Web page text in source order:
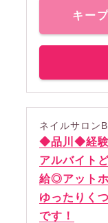
キープ
ネイルサロン
◆品川◆経験
アルバイト
給◎アット
ゆったりく
です！